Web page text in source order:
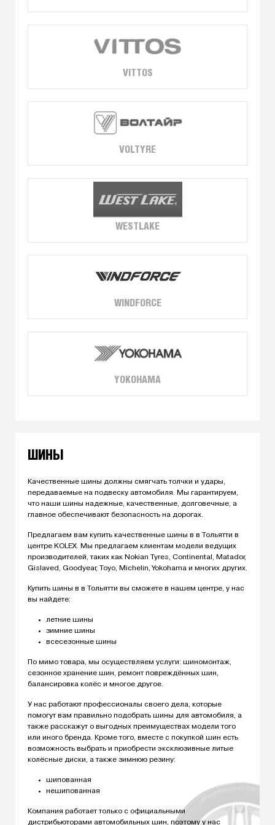
VITTOS
VOLTYRE
WESTLAKE
WINDFORCE
YOKOHAMA
ШИНЫ
Качественные шины должны смягчать толчки и удары,
передаваемые на подвеску автомобиля. Мы гарантируем,
что наши шины надежные, качественные, долговечные, а
главное обеспечивают безопасность на дорогах.
Предлагаем вам купить качественные шины в в Тольятти в
центре KOLEX. Мы предлагаем клиентам модели ведущих
производителей, таких как Nokian Tyres, Continental, Matador,
Gislaved, Goodyear, Toyo, Michelin, Yokohama и многих других.
Купить шины в в Тольятти вы сможете в нашем центре, у нас
вы найдете:
летние шины
зимние шины
всесезонные шины
По мимо товара, мы осуществляем услуги: шиномонтаж,
сезонное хранение шин, ремонт повреждённых шин,
балансировка колёс и многое другое.
У нас работают профессионалы своего дела, которые
помогут вам правильно подобрать шины для автомобиля, а
также расскажут о выгодных преимуществах модели того
или иного бренда. Кроме того, вместе с покупкой шин есть
возможность выбрать и приобрести эксклюзивные литые
колёсные диски, а также зимнюю резину:
шипованная
нешипованная
Компания работает только с официальными
дистрибьюторами автомобильных шин, поэтому у нас